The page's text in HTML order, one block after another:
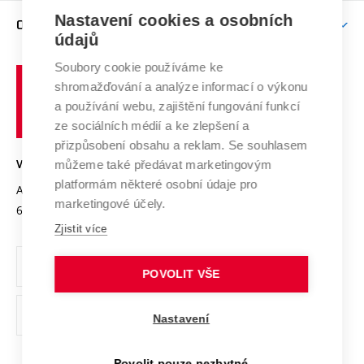
E-přihláška
Doktorské studium
Podpora podnikání
Mezinárodní vědecká rada
Systém zajišťování kvality výzkumu
Výzkumné infrastruktury
Transfer znalostí
Open Science
Projekty
Projekty ze strukturálních fondů
Specifický výzkum
Zahraniční spolupráce
Spolupráce se školami
Služby univerzity
Mezinárodní dohody
Univerzitní sítě
O UNIVERZITĚ
Profil univerzity
Udržitelná univerzita
Podnikavá univerzita / ContriBUTe
Bezpečná univerzita
Vyznamenání
Organizační struktura
Ochrana osobních údajů
odkaz)
učení
technické
VYSOKÉ UČENÍ TECHNICKÉ V BRNĚ
Antonínská 548/1
602 00 Brno
www.vut.cz
vut@vutbr.cz
Nastavení cookies a osobních
údajů
Soubory cookie používáme ke
shromažďování a analýze informací o výkonu
a používání webu, zajištění fungování funkcí
ze sociálních médií a ke zlepšení a
přizpůsobení obsahu a reklam. Se souhlasem
můžeme také předávat marketingovým
platformám některé osobní údaje pro
marketingové účely.
Zjistit více
POVOLIT VŠE
Nastavení